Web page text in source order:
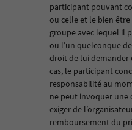
participant pouvant
ou celle et le bien
groupe avec lequel il
ou l’un quelconque
droit de lui demander
cas, le participant
responsabilité au
ne peut invoquer
exiger de
remboursement du